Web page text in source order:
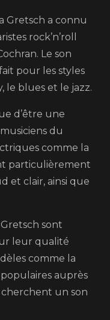
Gretsch a connu
rock’n’roll
Le son
pour les styles
le blues et le jazz.
d’être une
du
comme la
particulièrement
et clair, ainsi que
sont
leur qualité
comme la
auprès
cherchent un son